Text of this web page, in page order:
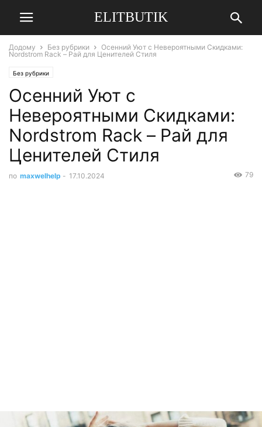
ELITBUTIK
Додому Без рубрики
Осенний Уют с Невероятными Скидками:
Nordstrom Rack – Рай для Ценителей Стиля
Без рубрики
Осенний Уют с
Невероятными Скидками:
Nordstrom Rack – Рай для
Ценителей Стиля
по maxwelhelp - 17.10.2024 79